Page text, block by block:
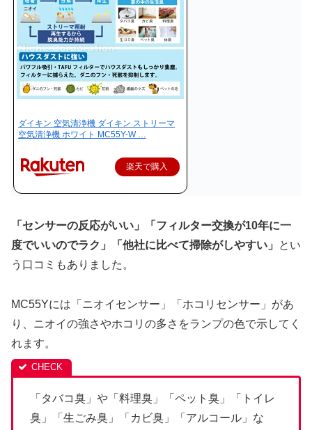
ダイキン 空気清浄機 ダイキン ストリーマ
空気清浄機 ホワイト MC55Y-W …
楽天で購入
「センサーの反応がいい」「フィルター交換が10年に一
度でいいのでラク」「他社に比べて掃除がしやすい」
とい
う口コミもありました。
MC55Yには「ニオイセンサー」「ホコリセンサー」があ
り、ニオイの強さやホコリの多さをランプの色で示してく
れます。
「タバコ臭」や「料理臭」「ペット臭」「トイレ
臭」「生ごみ臭」「カビ臭」「アルコール」な